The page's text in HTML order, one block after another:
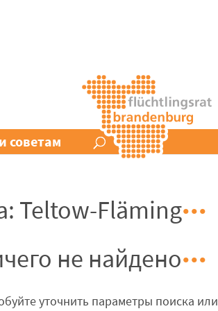
советам
Teltow-Fläming
не найдено
уточнить параметры поиска или